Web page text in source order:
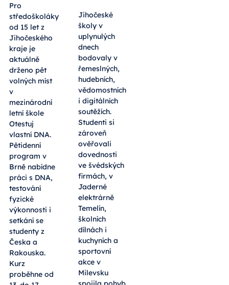
Pro
středoškoláky
od 15 let z
Jihočeského
kraje je
aktuálně
drženo pět
volných míst
v
mezinárodní
letní škole
Otestuj
vlastní DNA.
Pětidenní
program v
Brně nabídne
práci s DNA,
testování
fyzické
výkonnosti i
setkání se
studenty z
Česka a
Rakouska.
Kurz
proběhne od
Jihočeské
školy v
uplynulých
dnech
bodovaly v
řemeslných,
hudebních,
vědomostních
i digitálních
soutěžích.
Studenti si
zároveň
ověřovali
dovednosti
ve švédských
firmách, v
Jaderné
elektrárně
Temelín,
školních
dílnách i
kuchyních a
sportovní
akce v
Milevsku